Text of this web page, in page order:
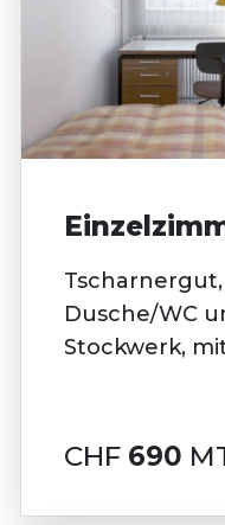
Dusche/WC
Stockwerk,
CHF 690